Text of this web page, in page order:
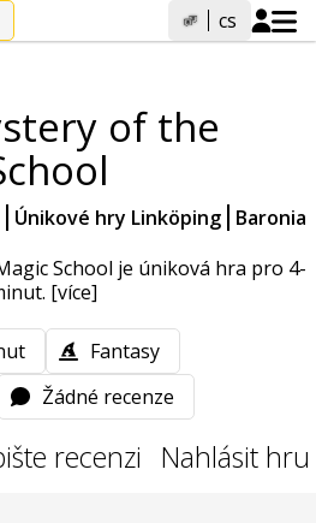
cs
of the
Únikové hry Linköping Baronia
School je úniková hra pro 4-
[více]
Fantasy
Žádné recenze
recenzi Nahlásit hru